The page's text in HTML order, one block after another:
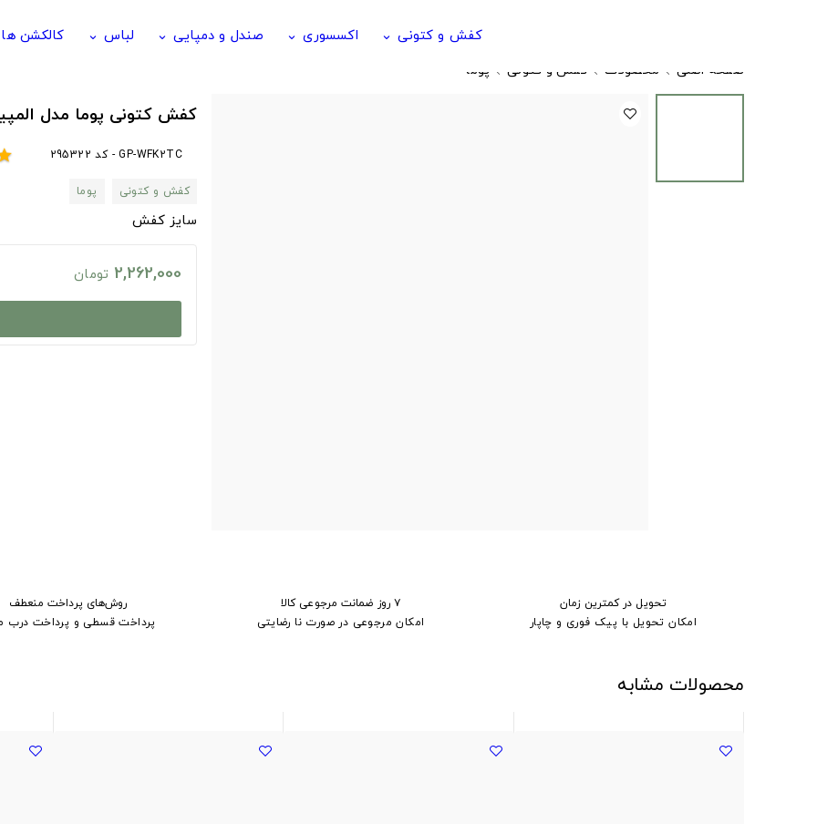
کفش و کتونی keyboard_arrow_down اکسسوری keyboard_arrow_down صندل و دمپایی keyboard_arrow_down لباس keyboard_arrow_down کالکشن ها
صفحه اصلی محصولات کفش و کتونی پوما
کفش کتونی پوما مدل
GP-WFK2TC - کد 295322
کفش و کتونی
پوما
سایز کفش
2,262,000 تومان
تحویل در کمترین زمان
امکان تحویل با پیک فوری و چاپار
۷ روز ضمانت مرجوعی کالا
امکان مرجوعی در صورت نا رضایتی
روش‌های پرداخت منعطف
پرداخت قسطی و پرداخت درب
محصولات مشابه